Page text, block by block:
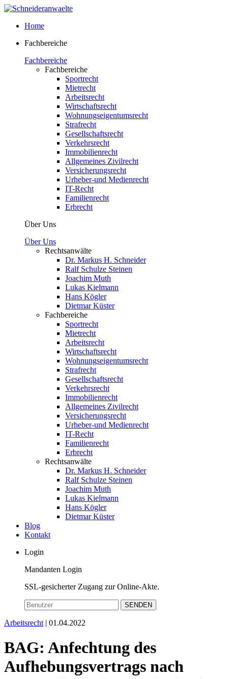
Home
Fachbereiche
Fachbereiche
Fachbereiche
Sportrecht
Mietrecht
Arbeitsrecht
Wirtschaftsrecht
Wohnungseigentumsrecht
Strafrecht
Gesellschaftsrecht
Verkehrsrecht
Immobilienrecht
Allgemeines Zivilrecht
Versicherungsrecht
Urheber-und Medienrecht
IT-Recht
Familienrecht
Erbrecht
Über Uns
Über Uns
Rechtsanwälte
Dr. Markus H. Schneider
Ralf Schulze Steinen
Joachim Muth
Lukas Kielmann
Hans Kögler
Dietmar Küster
Fachbereiche
Sportrecht
Mietrecht
Arbeitsrecht
Wirtschaftsrecht
Wohnungseigentumsrecht
Strafrecht
Gesellschaftsrecht
Verkehrsrecht
Immobilienrecht
Allgemeines Zivilrecht
Versicherungsrecht
Urheber-und Medienrecht
IT-Recht
Familienrecht
Erbrecht
Rechtsanwälte
Dr. Markus H. Schneider
Ralf Schulze Steinen
Joachim Muth
Lukas Kielmann
Hans Kögler
Dietmar Küster
Blog
Kontakt
Login
Mandanten Login
SSL-gesicherter Zugang zur Online-Akte.
SENDEN
Arbeitsrecht | 01.04.2022
BAG: Anfechtung des
Aufhebungsvertrags nach